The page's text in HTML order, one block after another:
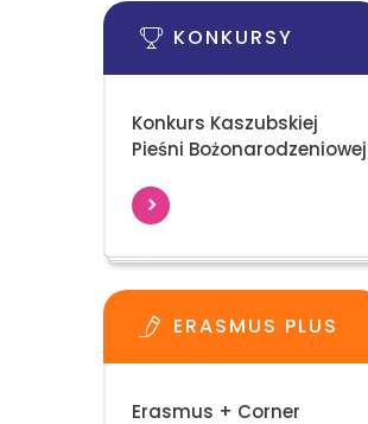
KONKURSY
Konkurs Kaszubskiej
Pieśni Bożonarodzeniowej
ERASMUS PLUS
Erasmus + Corner